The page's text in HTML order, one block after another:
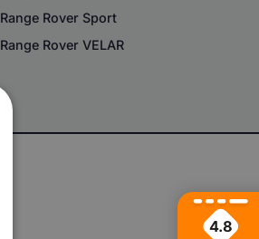
Range Rover Sport
Range Rover VELAR
4.8